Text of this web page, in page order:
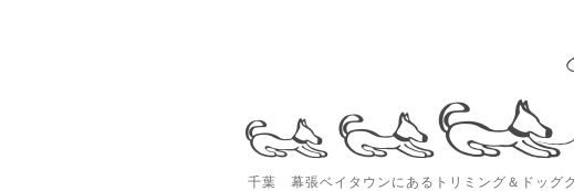
千葉 幕張ベイタウンにあるトリミング＆ドッグ